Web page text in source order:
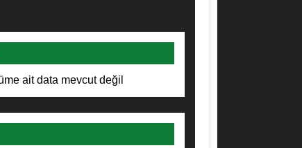
ait data mevcut değil